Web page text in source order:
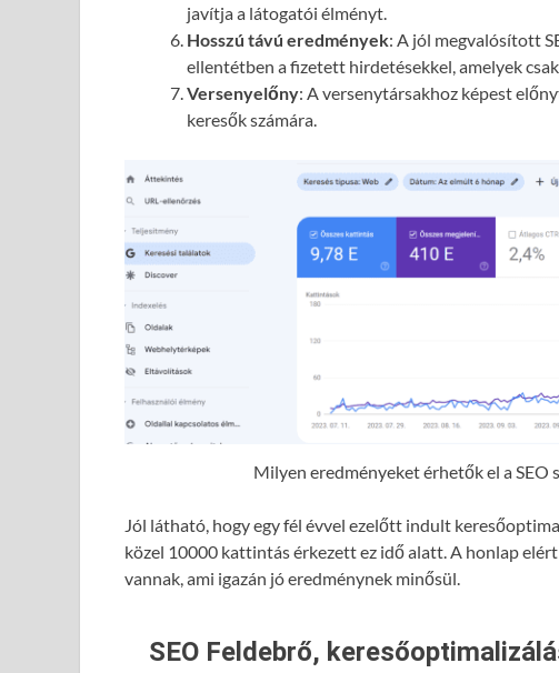
javítja a látogatói élményt.
Hosszú távú eredmények: A jól megvalósított
ellentétben a fizetett hirdetésekkel, amelyek
Versenyelőny: A versenytársakhoz képest
keresők számára.
Milyen eredményeket érhetők el a SEO
Jól látható, hogy egy fél évvel ezelőtt indult
közel 10000 kattintás érkezett ez idő alatt. A honlap
vannak, ami igazán jó eredménynek minősül.
SEO Feldebrő,